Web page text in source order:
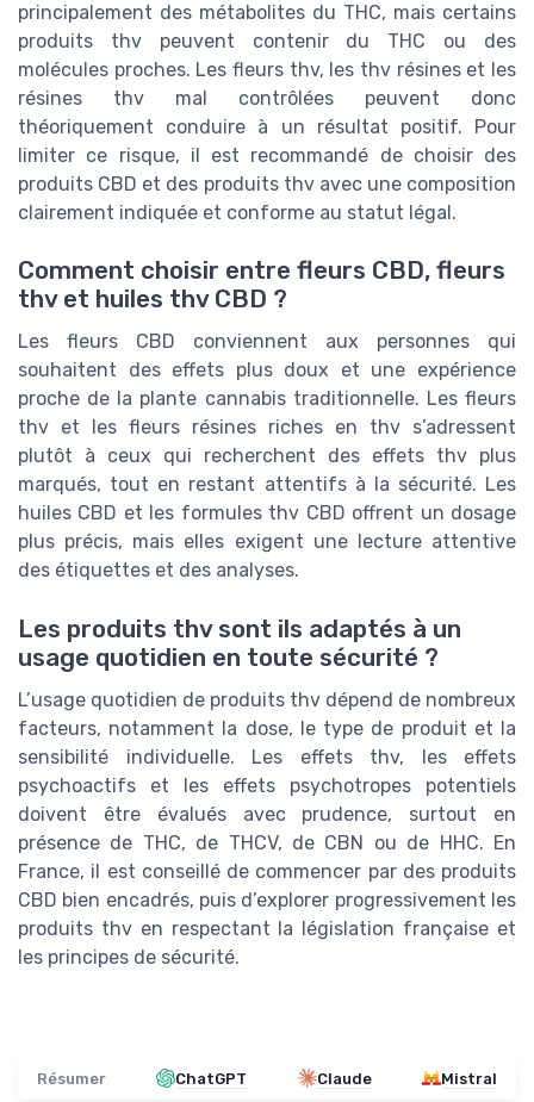
principalement des métabolites du THC, mais certains
produits thv peuvent contenir du THC ou des
molécules proches. Les fleurs thv, les thv résines et les
résines thv mal contrôlées peuvent donc
théoriquement conduire à un résultat positif. Pour
limiter ce risque, il est recommandé de choisir des
produits CBD et des produits thv avec une composition
clairement indiquée et conforme au statut légal.
Comment choisir entre fleurs CBD, fleurs
thv et huiles thv CBD ?
Les fleurs CBD conviennent aux personnes qui
souhaitent des effets plus doux et une expérience
proche de la plante cannabis traditionnelle. Les fleurs
thv et les fleurs résines riches en thv s’adressent
plutôt à ceux qui recherchent des effets thv plus
marqués, tout en restant attentifs à la sécurité. Les
huiles CBD et les formules thv CBD offrent un dosage
plus précis, mais elles exigent une lecture attentive
des étiquettes et des analyses.
Les produits thv sont ils adaptés à un
usage quotidien en toute sécurité ?
L’usage quotidien de produits thv dépend de nombreux
facteurs, notamment la dose, le type de produit et la
sensibilité individuelle. Les effets thv, les effets
psychoactifs et les effets psychotropes potentiels
doivent être évalués avec prudence, surtout en
présence de THC, de THCV, de CBN ou de HHC. En
France, il est conseillé de commencer par des produits
CBD bien encadrés, puis d’explorer progressivement les
produits thv en respectant la législation française et
les principes de sécurité.
Résumer ChatGPT Claude Mistral